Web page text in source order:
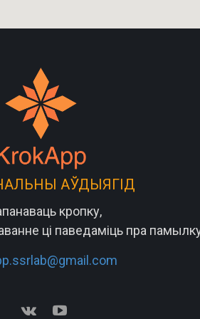
АЎДЫЯГІД
кропку,
ці паведаміць пра